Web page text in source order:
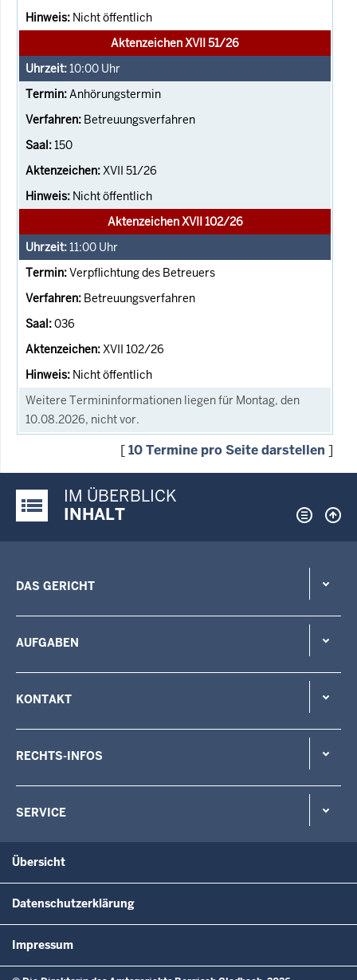
Nicht öffentlich
Aktenzeichen XVII 51/26
10:00 Uhr
Anhörungstermin
Betreuungsverfahren
150
XVII 51/26
Nicht öffentlich
Aktenzeichen XVII 102/26
11:00 Uhr
Verpflichtung des Betreuers
Betreuungsverfahren
036
XVII 102/26
Nicht öffentlich
Weitere Termininformationen liegen für Montag, den
10.08.2026, nicht vor.
[10 Termine pro Seite darstellen ]
Justiz-Portal im Überblick:
IM ÜBERBLICK
INHALT
DAS GERICHT
AUFGABEN
KONTAKT
RECHTS-INFOS
SERVICE
Übersicht
Datenschutzerklärung
Impressum